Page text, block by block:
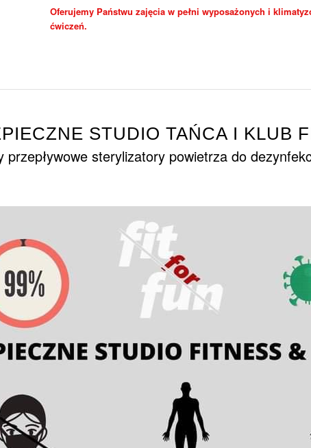
Oferujemy Państwu zajęcia w pełni wyposażonych i
ćwiczeń.
STUDIO TAŃCA I KLUB
przepływowe sterylizatory powietrza do